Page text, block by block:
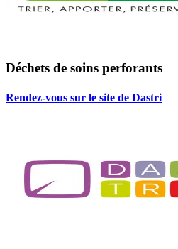
Déchets de soins perforants
Rendez-vous sur le site de Dastri